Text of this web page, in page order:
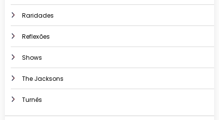
Raridades
Reflexões
Shows
The Jacksons
Turnês